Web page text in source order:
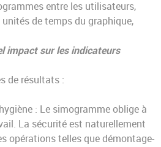
entre les utilisateurs,
de temps du graphique,
impact sur les indicateurs
de résultats :
: Le simogramme oblige à
La sécurité est naturellement
opérations telles que démontage-